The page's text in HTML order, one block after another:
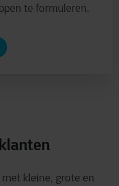
te formuleren.
kleine, grote en